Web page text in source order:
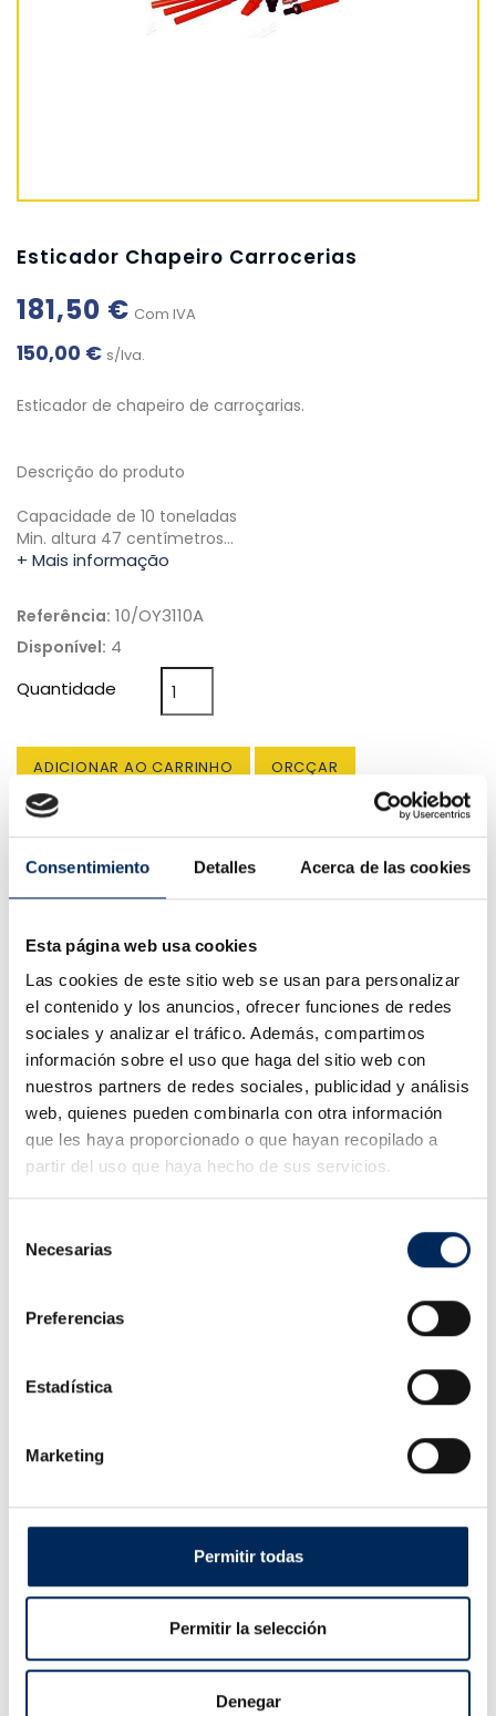
Consentimiento Detalles Acerca de las cookies
Esta página web usa cookies
Las cookies de este sitio web se usan para personalizar
el contenido y los anuncios, ofrecer funciones de redes
sociales y analizar el tráfico. Además, compartimos
información sobre el uso que haga del sitio web con
nuestros partners de redes sociales, publicidad y análisis
web, quienes pueden combinarla con otra información
que les haya proporcionado o que hayan recopilado a
partir del uso que haya hecho de sus servicios.
Necesarias
Preferencias
Estadística
Marketing
Permitir todas
Permitir la selección
Denegar
Esticador Chapeiro Carrocerias
181,50 € Com IVA
150,00 € s/Iva.
Esticador de chapeiro de carroçarias.
Descrição do produto
Capacidade de 10 toneladas
Min. altura 47 centímetros…
+ Mais informação
Referência: 10/OY3110A
Disponível: 4
Quantidade
ADICIONAR AO CARRINHO ORCÇAR
Capacidade de pegar na loja
(sem custos de transporte)
Online desde 2011
Descrição
Max. subir 15 cm
dimensões:
- 1 - 79 x 30 x 16,5 cm
- 2 - 81,5 x 43 x 16,5 cm
Chifres de Calçados, bombas, espátulas, borracha,
tubos de extensão, ...